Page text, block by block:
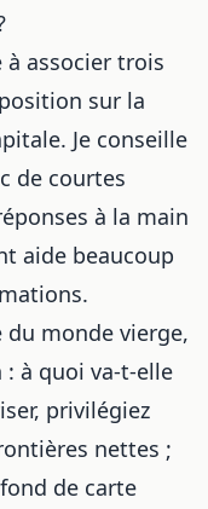
associer trois
sur la
Je conseille
de courtes
à la main
aide beaucoup
monde vierge,
: à quoi va-t-elle
privilégiez
nettes ;
de carte